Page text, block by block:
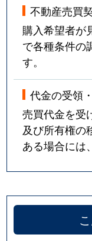
不動産売買
購入希望者が
で各種条件の
す。
代金の受領
売買代金を受
及び所有権の
ある場合には